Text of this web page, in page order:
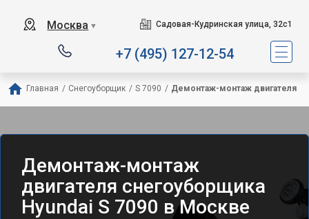
Москва ▼ Садовая-Кудринская улица, 32с1
+7 (495) 127-12-54
Главная / Снегоуборщик / S 7090 / Демонтаж-монтаж двигателя
Демонтаж-монтаж
двигателя снегоуборщика
Hyundai S 7090 в Москве